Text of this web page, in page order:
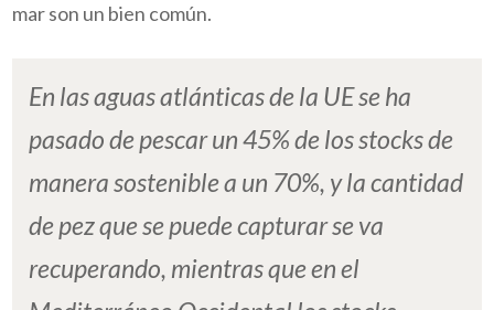
mar son un bien común.
En las aguas atlánticas de la UE se ha
pasado de pescar un 45% de los stocks de
manera sostenible a un 70%, y la cantidad
de pez que se puede capturar se va
recuperando, mientras que en el